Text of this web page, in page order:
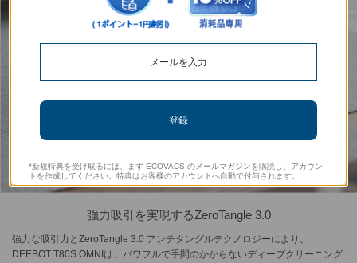
強力吸引を実現するZeroTangle 3.0
強力な吸引力とZeroTangle 3.0 アンチタングルテクノロジーにより、
DEEBOT T80S OMNIは、パワフルで手間のかからないディープクリーニング
登録
*新規特典を受け取るには、まず ECOVACS のメールマガジンを購読し、アカウン
トを作成してください。特典はお客様のアカウントへ自動で付与されます。